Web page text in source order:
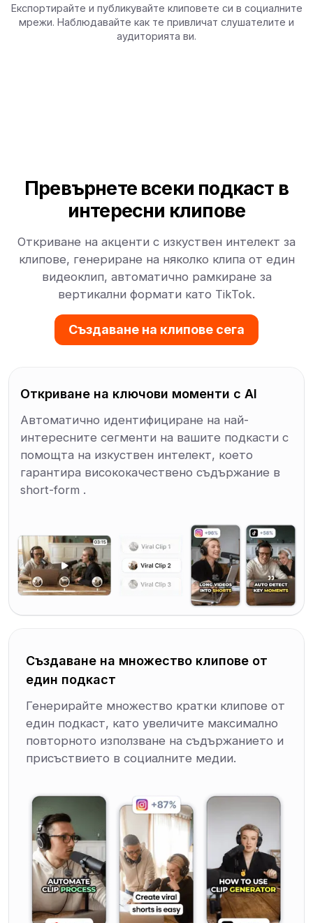
Експортирайте и публикувайте клиповете си в социалните
мрежи. Наблюдавайте как те привличат слушателите и
аудиторията ви.
Превърнете всеки подкаст в
интересни клипове
Откриване на акценти с изкуствен интелект за
клипове, генериране на няколко клипа от един
видеоклип, автоматично рамкиране за
вертикални формати като TikTok.
Създаване на клипове сега
Откриване на ключови моменти с AI
Автоматично идентифициране на най-
интересните сегменти на вашите подкасти с
помощта на изкуствен интелект, което
гарантира висококачествено съдържание в
short-form .
Създаване на множество клипове от
един подкаст
Генерирайте множество кратки клипове от
един подкаст, като увеличите максимално
повторното използване на съдържанието и
присъствието в социалните медии.